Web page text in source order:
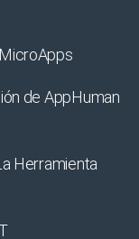
de AppHuman
Herramienta